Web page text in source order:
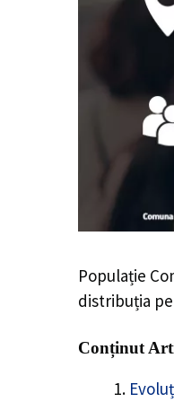
Populație
distribuția
Conținut